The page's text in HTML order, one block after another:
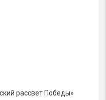
рассвет Победы»